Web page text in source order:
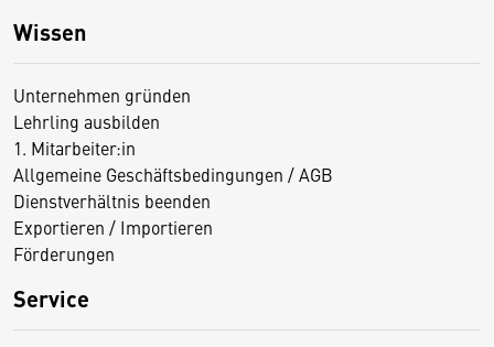
Wissen
Unternehmen gründen
Lehrling ausbilden
1. Mitarbeiter:in
Allgemeine Geschäftsbedingungen / AGB
Dienstverhältnis beenden
Exportieren / Importieren
Förderungen
Service